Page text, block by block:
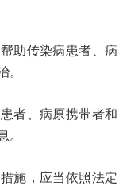
助传染病患者、病
。
者、病原携带者和
。
施，应当依照法定